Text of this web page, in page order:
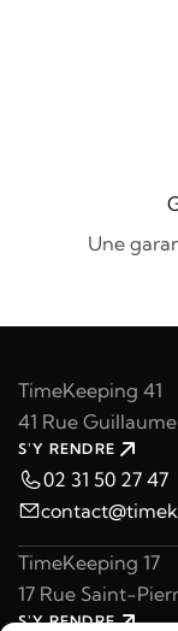
Une
TimeKeeping 41
41 Rue
S'Y RENDRE
02 31 50 27 47
TimeKeeping 17
17 Rue Saint-
S'Y RENDRE